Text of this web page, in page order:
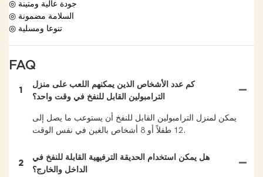
◎ السلامة مضمونة
◎ تنوعا ومسلية
FAQ
1
كم عدد الأشخاص الذين يمكنهم اللعب على منزل
الترامبولين القابل للنفخ في وقت واحد؟
يمكن لمنزل الترامبولين القابل للنفخ أن يستوعب ما يصل إلى
12 طفلاً أو 8 أشخاص بالغين في نفس الوقت.
2
هل يمكن استخدام الحديقة الترفيهية القابلة للنفخ في
الداخل والخارج؟